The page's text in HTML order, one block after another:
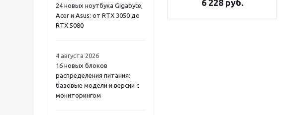
24 новых ноутбука Gigabyte,
Acer и Asus: от RTX 3050 до
RTX 5080
4 августа 2026
16 новых блоков
распределения питания:
базовые модели и версии с
мониторингом
6 228 руб.